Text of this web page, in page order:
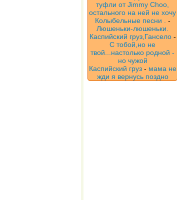
туфли от Jimmy Choo,
остального на ней не хочу
Колыбельные песни .
-
Люшеньки-люшеньки.
Каспийский груз,Гансело-
С тобой,но не
твой...настолько родной -
но чужой
Каспийский груз- мама не
жди я вернусь поздно